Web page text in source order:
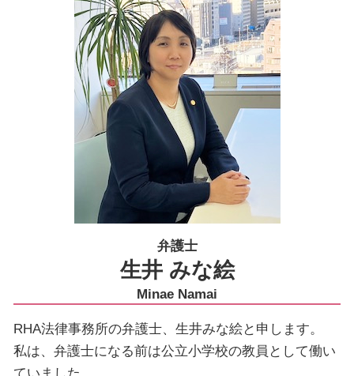
弁護士
生井 みな絵
Minae Namai
RHA法律事務所の弁護士、生井みな絵と申します。
私は、弁護士になる前は公立小学校の教員として働い
ていました。